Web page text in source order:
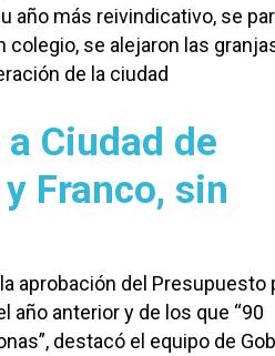
año más reivindicativo, se
se alejaron las
de la ciudad
Ciudad de
Franco, sin
aprobación del Presupuesto
año anterior y de los que “90
destacó el equipo de